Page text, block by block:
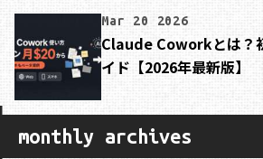
Mar 20 2026
Claude Coworkとは？
イド【2026年最新版】
monthly archives